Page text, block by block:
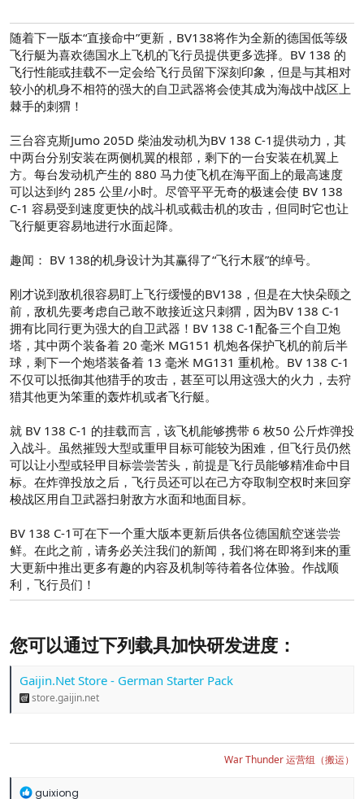
随着下一版本“直接命中”更新，BV138将作为全新的德国低等级
飞行艇为喜欢德国水上飞机的飞行员提供更多选择。BV 138 的
飞行性能或挂载不一定会给飞行员留下深刻印象，但是与其相对
较小的机身不相符的强大的自卫武器将会使其成为海战中战区上
棘手的刺猬！
三台容克斯Jumo 205D 柴油发动机为BV 138 C-1提供动力，其
中两台分别安装在两侧机翼的根部，剩下的一台安装在机翼上
方。每台发动机产生的 880 马力使飞机在海平面上的最高速度
可以达到约 285 公里/小时。尽管平平无奇的极速会使 BV 138
C-1 容易受到速度更快的战斗机或截击机的攻击，但同时它也让
飞行艇更容易地进行水面起降。
趣闻： BV 138的机身设计为其赢得了“飞行木屐”的绰号。
刚才说到敌机很容易盯上飞行缓慢的BV138，但是在大快朵颐之
前，敌机先要考虑自己敢不敢接近这只刺猬，因为BV 138 C-1
拥有比同行更为强大的自卫武器！BV 138 C-1配备三个自卫炮
塔，其中两个装备着 20 毫米 MG151 机炮各保护飞机的前后半
球，剩下一个炮塔装备着 13 毫米 MG131 重机枪。BV 138 C-1
不仅可以抵御其他猎手的攻击，甚至可以用这强大的火力，去狩
猎其他更为笨重的轰炸机或者飞行艇。
就 BV 138 C-1 的挂载而言，该飞机能够携带 6 枚50 公斤炸弹投
入战斗。虽然摧毁大型或重甲目标可能较为困难，但飞行员仍然
可以让小型或轻甲目标尝尝苦头，前提是飞行员能够精准命中目
标。在炸弹投放之后，飞行员还可以在己方夺取制空权时来回穿
梭战区用自卫武器扫射敌方水面和地面目标。
BV 138 C-1可在下一个重大版本更新后供各位德国航空迷尝尝
鲜。在此之前，请务必关注我们的新闻，我们将在即将到来的重
大更新中推出更多有趣的内容及机制等待着各位体验。作战顺
利，飞行员们！
您可以通过下列载具加快研发进度：​
Gaijin.Net Store - German Starter Pack
store.gaijin.net
War Thunder 运营组（搬运）
反
guixiong